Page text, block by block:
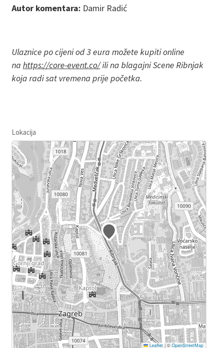
Autor komentara: Damir Radić
Ulaznice po cijeni od 3 eura možete kupiti online
na https://core-event.co/ili na blagajni Scene Ribnjak
koja radi sat vremena prije početka.
Lokacija
Leaflet |© OpenStreetMap